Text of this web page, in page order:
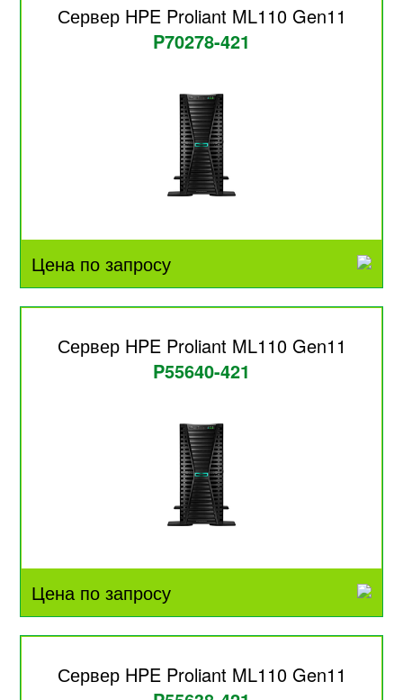
Сервер HPE Proliant ML110 Gen11
P70278-421
Цена по запросу
Сервер HPE Proliant ML110 Gen11
P55640-421
Цена по запросу
Сервер HPE Proliant ML110 Gen11